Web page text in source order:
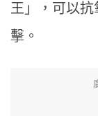
王」，可以
擊。